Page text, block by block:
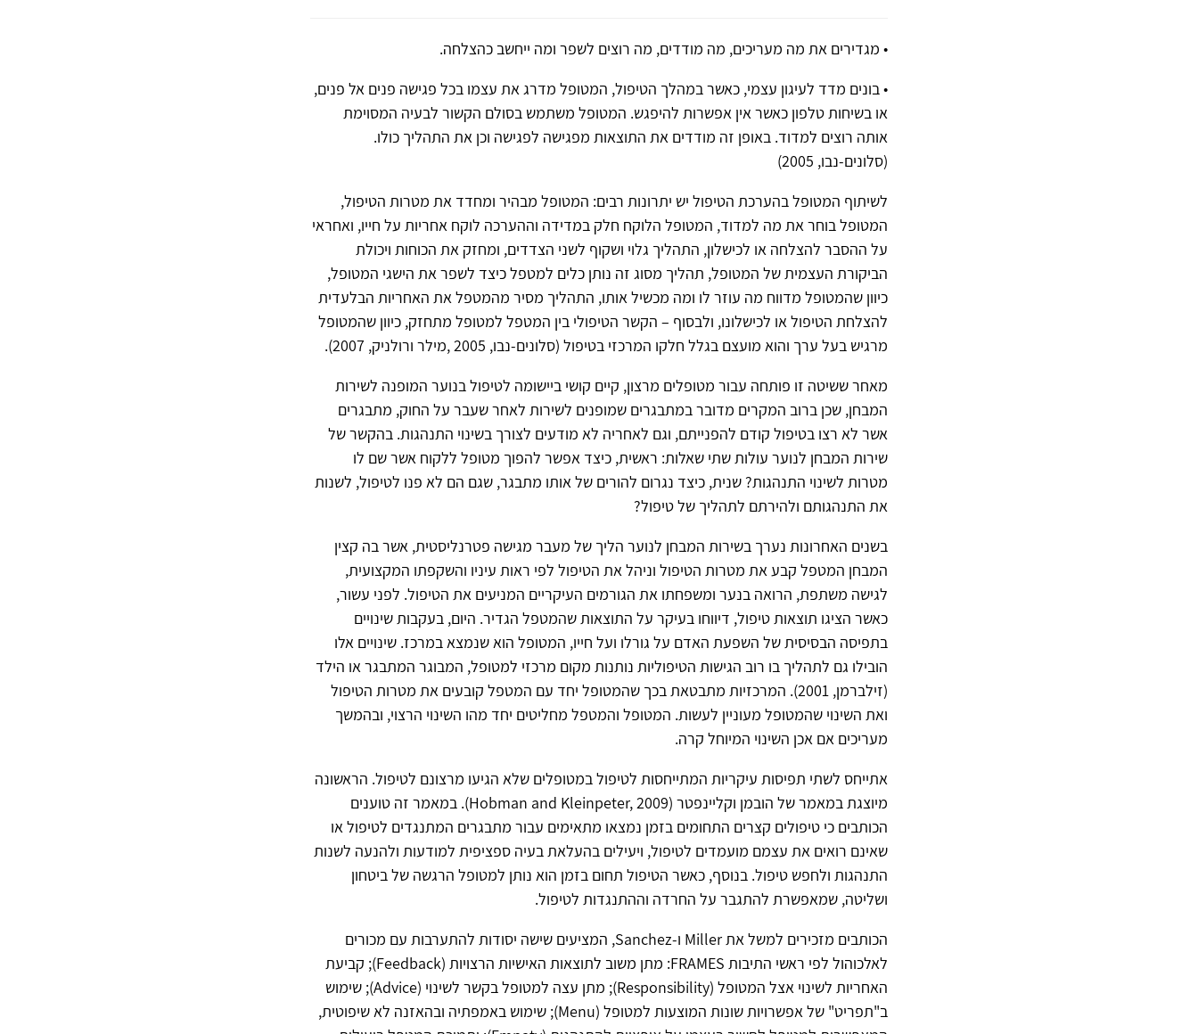
• מגדירים את מה מעריכים, מה מודדים, מה רוצים לשפר ומה ייחשב כהצלחה.
• בונים מדד לעיגון עצמי, כאשר במהלך הטיפול, המטופל מדרג את עצמו בכל פגישה פנים אל פנים,
או בשיחות טלפון כאשר אין אפשרות להיפגש. המטופל משתמש בסולם הקשור לבעיה המסוימת
אותה רוצים למדוד. באופן זה מודדים את התוצאות מפגישה לפגישה וכן את התהליך כולו.
(סלונים-נבו, 2005)
לשיתוף המטופל בהערכת הטיפול יש יתרונות רבים: המטופל מבהיר ומחדד את מטרות הטיפול,
המטופל בוחר את מה למדוד, המטופל הלוקח חלק במדידה וההערכה לוקח אחריות על חייו, ואחראי
על ההסבר להצלחה או לכישלון, התהליך גלוי ושקוף לשני הצדדים, ומחזק את הכוחות ויכולת
הביקורת העצמית של המטופל, תהליך מסוג זה נותן כלים למטפל כיצד לשפר את הישגי המטופל,
כיוון שהמטופל מדווח מה עוזר לו ומה מכשיל אותו, התהליך מסיר מהמטפל את האחריות הבלעדית
להצלחת הטיפול או לכישלונו, ולבסוף – הקשר הטיפולי בין המטפל למטופל מתחזק, כיוון שהמטופל
מרגיש בעל ערך והוא מועצם בגלל חלקו המרכזי בטיפול (סלונים-נבו, 2005 ,מילר ורולניק, 2007).
מאחר ששיטה זו פותחה עבור מטופלים מרצון, קיים קושי ביישומה לטיפול בנוער המופנה לשירות
המבחן, שכן ברוב המקרים מדובר במתבגרים שמופנים לשירות לאחר שעבר על החוק, מתבגרים
אשר לא רצו בטיפול קודם להפנייתם, וגם לאחריה לא מודעים לצורך בשינוי התנהגות. בהקשר של
שירות המבחן לנוער עולות שתי שאלות: ראשית, כיצד אפשר להפוך מטופל ללקוח אשר שם לו
מטרות לשינוי התנהגות? שנית, כיצד נגרום להורים של אותו מתבגר, שגם הם לא פנו לטיפול, לשנות
את התנהגותם ולהירתם לתהליך של טיפול?
בשנים האחרונות נערך בשירות המבחן לנוער הליך של מעבר מגישה פטרנליסטית, אשר בה קצין
המבחן המטפל קבע את מטרות הטיפול וניהל את הטיפול לפי ראות עיניו והשקפתו המקצועית,
לגישה משתפת, הרואה בנער ומשפחתו את הגורמים העיקריים המניעים את הטיפול. לפני עשור,
כאשר הציגו תוצאות טיפול, דיווחו בעיקר על התוצאות שהמטפל הגדיר. היום, בעקבות שינויים
בתפיסה הבסיסית של השפעת האדם על גורלו ועל חייו, המטופל הוא שנמצא במרכז. שינויים אלו
הובילו גם לתהליך בו רוב הגישות הטיפוליות נותנות מקום מרכזי למטופל, המבוגר המתבגר או הילד
(זילברמן, 2001). המרכזיות מתבטאת בכך שהמטופל יחד עם המטפל קובעים את מטרות הטיפול
ואת השינוי שהמטופל מעוניין לעשות. המטופל והמטפל מחליטים יחד מהו השינוי הרצוי, ובהמשך
מעריכים אם אכן השינוי המיוחל קרה.
אתייחס לשתי תפיסות עיקריות המתייחסות לטיפול במטופלים שלא הגיעו מרצונם לטיפול. הראשונה
מיוצגת במאמר של הובמן וקליינפטר (Hobman and Kleinpeter, 2009). במאמר זה טוענים
הכותבים כי טיפולים קצרים התחומים בזמן נמצאו מתאימים עבור מתבגרים המתנגדים לטיפול או
שאינם רואים את עצמם מועמדים לטיפול, ויעילים בהעלאת בעיה ספציפית למודעות ולהנעה לשנות
התנהגות ולחפש טיפול. בנוסף, כאשר הטיפול תחום בזמן הוא נותן למטופל הרגשה של ביטחון
ושליטה, שמאפשרת להתגבר על החרדה וההתנגדות לטיפול.
הכותבים מזכירים למשל את Miller ו-Sanchez, המציעים שישה יסודות להתערבות עם מכורים
לאלכוהול לפי ראשי התיבות FRAMES: מתן משוב לתוצאות האישיות הרצויות (Feedback); קביעת
האחריות לשינוי אצל המטופל (Responsibility); מתן עצה למטופל בקשר לשינוי (Advice); שימוש
ב"תפריט" של אפשרויות שונות המוצעות למטופל (Menu); שימוש באמפתיה ובהאזנה לא שיפוטית,